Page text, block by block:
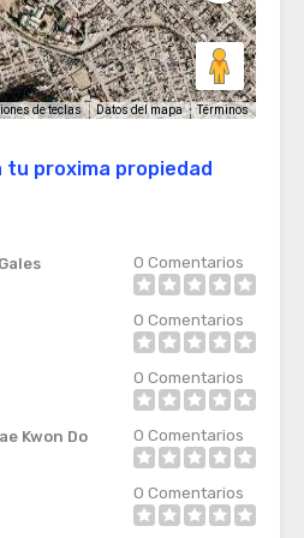
de teclas Datos del mapa Términos
tu proxima propiedad
0 Comentarios
0 Comentarios
0 Comentarios
Kwon Do
0 Comentarios
0 Comentarios